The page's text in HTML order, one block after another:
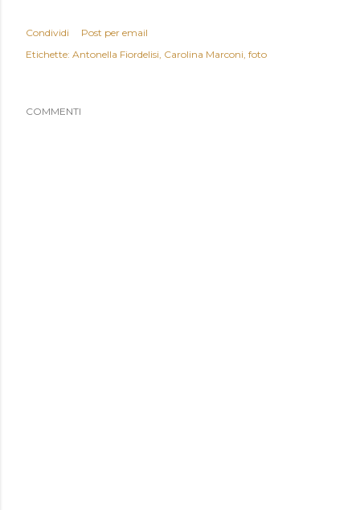
Condividi
Post per email
Etichette: Antonella Fiordelisi Carolina Marconi foto
COMMENTI